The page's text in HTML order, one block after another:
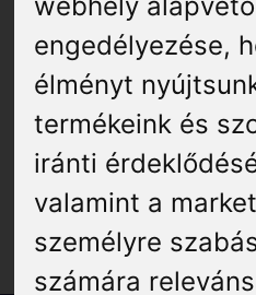
engedélyezése,
élményt
termékeink és
iránti
valamint a
személyre
számára
Vendéglátás
Élmények
Gyógyuljon Kisújon